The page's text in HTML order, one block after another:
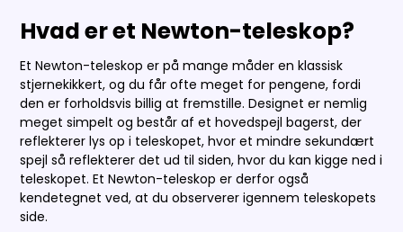
Hvad er et Newton-teleskop?
Et Newton-teleskop er på mange måder en klassisk
stjernekikkert, og du får ofte meget for pengene, fordi
den er forholdsvis billig at fremstille. Designet er nemlig
meget simpelt og består af et hovedspejl bagerst, der
reflekterer lys op i teleskopet, hvor et mindre sekundært
spejl så reflekterer det ud til siden, hvor du kan kigge ned i
teleskopet. Et Newton-teleskop er derfor også
kendetegnet ved, at du observerer igennem teleskopets
side.